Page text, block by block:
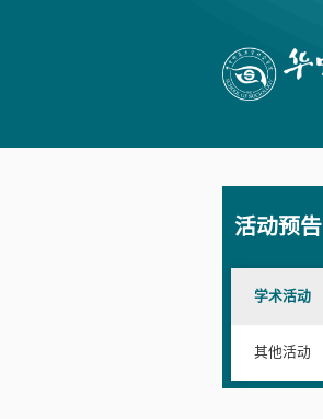
活动预告
学术活动
其他活动